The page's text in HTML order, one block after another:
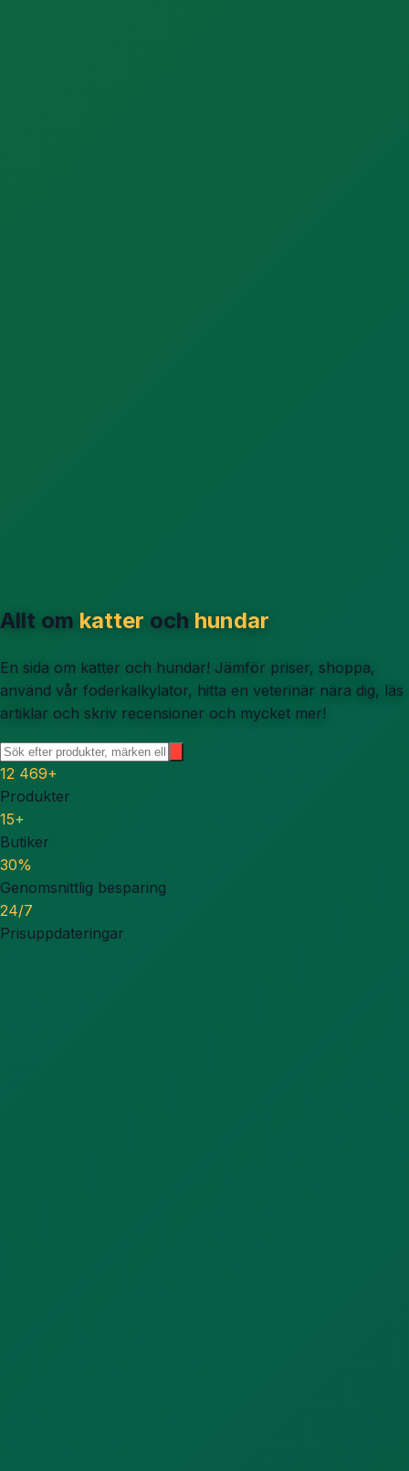
Allt om katter och hundar
En sida om katter och hundar! Jämför priser, shoppa,
använd vår foderkalkylator, hitta en veterinär nära dig, läs
artiklar och skriv recensioner och mycket mer!
12 469+
Produkter
15+
Butiker
30%
Genomsnittlig besparing
24/7
Prisuppdateringar